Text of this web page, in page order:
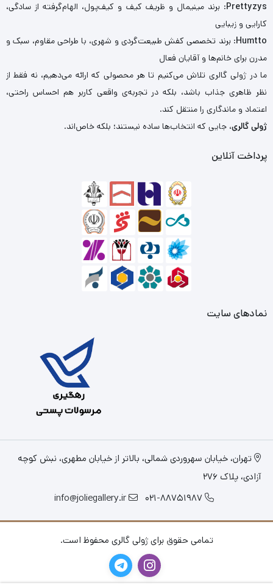
Prettyzys: برند مینیمال و ظریف کیف و کیف‌پول، الهام‌گرفته از سادگی،
کارایی و زیبایی
Humtto: برند تخصصی کفش طبیعت‌گردی و شهری، با طراحی مقاوم، سبک و
مدرن برای خانم‌ها و آقایان فعال
ما در ژولی گالری تلاش می‌کنیم تا هر محصولی که ارائه می‌دهیم، نه فقط از
نظر ظاهری جذاب باشد، بلکه در تجربه‌ی واقعی کاربر هم احساس راحتی،
اعتماد و ماندگاری را منتقل کند.
ژولی گالری، جایی که انتخاب‌ها ساده نیستند؛ بلکه خاص‌اند.
پرداخت آنلاین
نمادهای سایت
تهران، خیابان سهروردی شمالی، بالاتر از خیابان مطهری، نبش کوچه
آزادی، پلاک 276
021-88751987
info@joliegallery.ir
تمامی حقوق برای ژولی گالری محفوظ است.